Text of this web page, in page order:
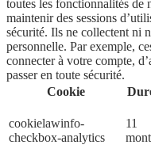
toutes les fonctionnalités de
maintenir des sessions
sécurité. Ils ne collectent ni
personnelle. Par exemple,
connecter à votre compte,
passer en toute sécurité.
Cookie
cookielawinfo-
checkbox-analytics
11